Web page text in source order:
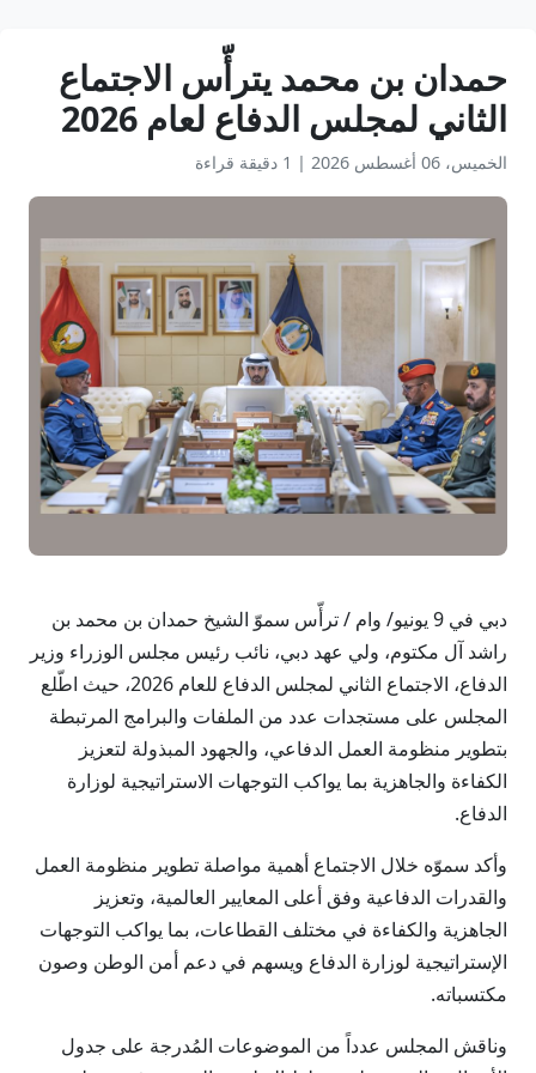
حمدان بن محمد يترأّس الاجتماع
الثاني لمجلس الدفاع لعام 2026
الخميس، 06 أغسطس 2026 | 1 دقيقة قراءة
دبي في 9 يونيو/ وام / ترأّس سموّ الشيخ حمدان بن محمد بن
راشد آل مكتوم، ولي عهد دبي، نائب رئيس مجلس الوزراء وزير
الدفاع، الاجتماع الثاني لمجلس الدفاع للعام 2026، حيث اطّلع
المجلس على مستجدات عدد من الملفات والبرامج المرتبطة
بتطوير منظومة العمل الدفاعي، والجهود المبذولة لتعزيز
الكفاءة والجاهزية بما يواكب التوجهات الاستراتيجية لوزارة
الدفاع.
وأكد سموّه خلال الاجتماع أهمية مواصلة تطوير منظومة العمل
والقدرات الدفاعية وفق أعلى المعايير العالمية، وتعزيز
الجاهزية والكفاءة في مختلف القطاعات، بما يواكب التوجهات
الإستراتيجية لوزارة الدفاع ويسهم في دعم أمن الوطن وصون
مكتسباته.
وناقش المجلس عدداً من الموضوعات المُدرجة على جدول